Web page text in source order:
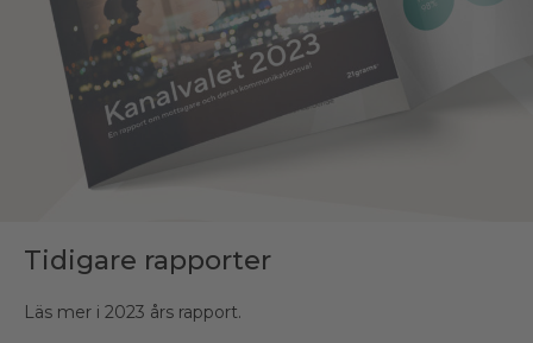
Tidigare rapporter
Läs mer i 2023 års rapport.
Tidigare rapporter
Läs mer i 2022 års rapport.